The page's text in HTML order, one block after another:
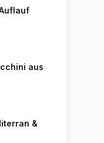
aus
&